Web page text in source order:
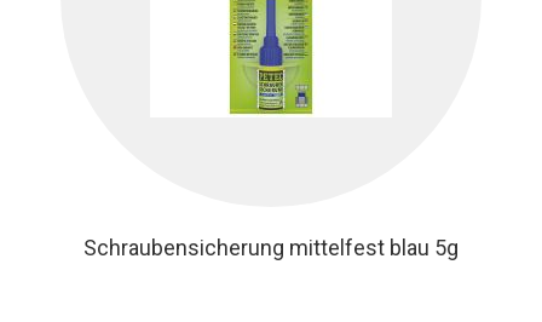
Schraubensicherung mittelfest blau 5g